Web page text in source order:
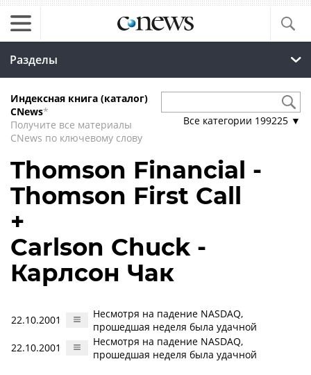
Разделы
Индексная книга (каталог)
CNews*
Получите все материалы
CNews по ключевому слову
Все категории 199225 ▼
Thomson Financial -
Thomson First Call
+
Carlson Chuck -
Карлсон Чак
22.10.2001
Несмотря на падение NASDAQ,
прошедшая неделя была удачной
22.10.2001
Несмотря на падение NASDAQ,
прошедшая неделя была удачной